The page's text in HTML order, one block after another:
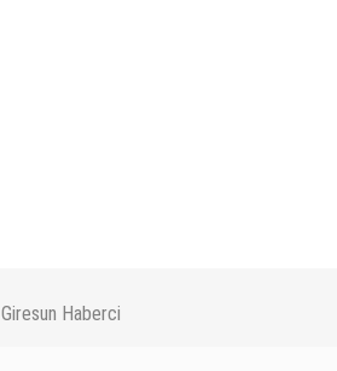
Giresun Haberci